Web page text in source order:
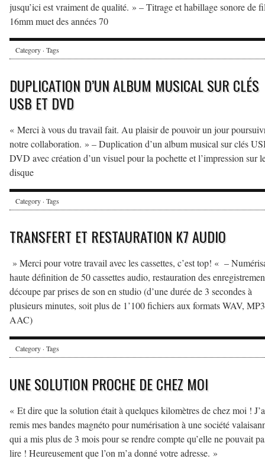
jusqu’ici est vraiment de qualité. » – Titrage et habillage sonore de
16mm muet des années 70
Category · Tags
DUPLICATION D’UN ALBUM MUSICAL SUR CLÉS
USB ET DVD
« Merci à vous du travail fait. Au plaisir de pouvoir un jour
notre collaboration. » – Duplication d’un album musical sur clés
DVD avec création d’un visuel pour la pochette et l’impression sur
disque
Category · Tags
TRANSFERT ET RESTAURATION K7 AUDIO
» Merci pour votre travail avec les cassettes, c’est top! « –
haute définition de 50 cassettes audio, restauration des
découpe par prises de son en studio (d’une durée de 3 secondes à
plusieurs minutes, soit plus de 1’100 fichiers aux formats WAV,
AAC)
Category · Tags
UNE SOLUTION PROCHE DE CHEZ MOI
« Et dire que la solution était à quelques kilomètres de chez moi !
remis mes bandes magnéto pour numérisation à une société
qui a mis plus de 3 mois pour se rendre compte qu’elle ne pouvait
lire ! Heureusement que l’on m’a donné votre adresse. »